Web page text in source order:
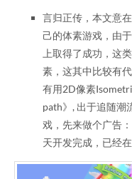
言归正传，本文意
己的体素游戏，由
上取得了成功，这
素，这其中比较有
有用2D像素
path》, 出于追随潮
戏，先来做个广告
天开发完成，已经